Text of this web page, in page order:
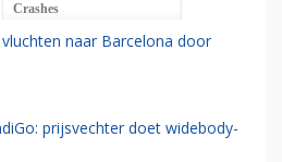
Crashes
naar Barcelona door
prijsvechter doet widebody-